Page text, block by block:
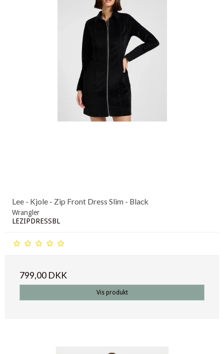
Lee - Kjole - Zip Front Dress Slim - Black
Wrangler
LEZIPDRESSBL
799,00 DKK
Vis produkt